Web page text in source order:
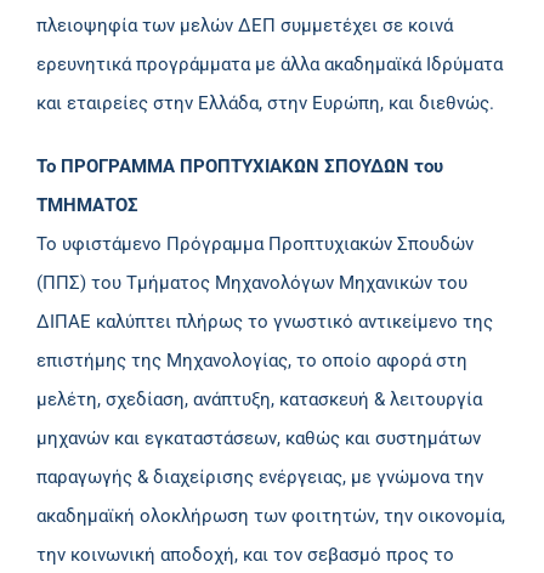
πλειοψηφία των μελών ΔΕΠ συμμετέχει σε κοινά
ερευνητικά προγράμματα με άλλα ακαδημαϊκά Ιδρύματα
και εταιρείες στην Ελλάδα, στην Ευρώπη, και διεθνώς.
Το ΠΡΟΓΡΑΜΜΑ ΠΡΟΠΤΥΧΙΑΚΩΝ ΣΠΟΥΔΩΝ του
ΤΜΗΜΑΤΟΣ
Το υφιστάμενο Πρόγραμμα Προπτυχιακών Σπουδών
(ΠΠΣ) του Τμήματος Μηχανολόγων Μηχανικών του
ΔΙΠΑΕ καλύπτει πλήρως το γνωστικό αντικείμενο της
επιστήμης της Μηχανολογίας, το οποίο αφορά στη
μελέτη, σχεδίαση, ανάπτυξη, κατασκευή & λειτουργία
μηχανών και εγκαταστάσεων, καθώς και συστημάτων
παραγωγής & διαχείρισης ενέργειας, με γνώμονα την
ακαδημαϊκή ολοκλήρωση των φοιτητών, την οικονομία,
την κοινωνική αποδοχή, και τον σεβασμό προς το